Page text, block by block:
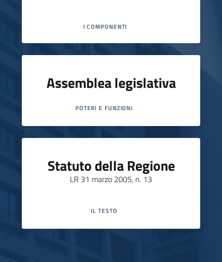
I COMPONENTI
Assemblea legislativa
POTERI E FUNZIONI
Statuto della Regione
LR 31 marzo 2005, n. 13
IL TESTO